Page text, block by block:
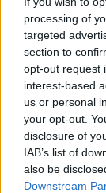
processing of
targeted
section to
opt-out request
interest-based
us or personal
your opt-out.
disclosure of
IAB’s list of
also be
Downstream
Lietuvos diena
Mįslinga
Vilniuje:
„Alfa
2026 m.